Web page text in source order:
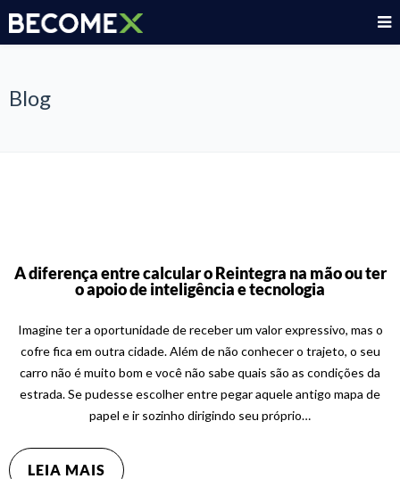
Blog
A diferença entre calcular o Reintegra na mão ou ter
o apoio de inteligência e tecnologia
Imagine ter a oportunidade de receber um valor expressivo, mas o
cofre fica em outra cidade. Além de não conhecer o trajeto, o seu
carro não é muito bom e você não sabe quais são as condições da
estrada. Se pudesse escolher entre pegar aquele antigo mapa de
papel e ir sozinho dirigindo seu próprio…
LEIA MAIS